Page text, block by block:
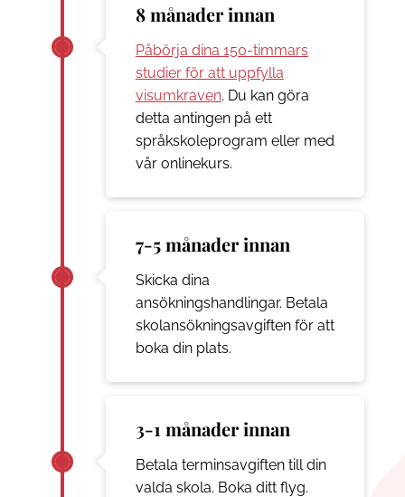
8 månader innan
Påbörja dina 150-timmars
studier för att uppfylla
visumkraven. Du kan göra
detta antingen på ett
språkskoleprogram eller med
vår onlinekurs.
7-5 månader innan
Skicka dina
ansökningshandlingar. Betala
skolansökningsavgiften för att
boka din plats.
3-1 månader innan
Betala terminsavgiften till din
valda skola. Boka ditt flyg.